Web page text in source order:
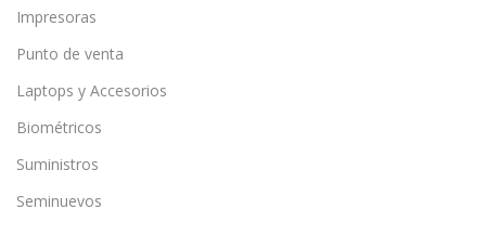
Impresoras
Punto de venta
Laptops y Accesorios
Biométricos
Suministros
Seminuevos